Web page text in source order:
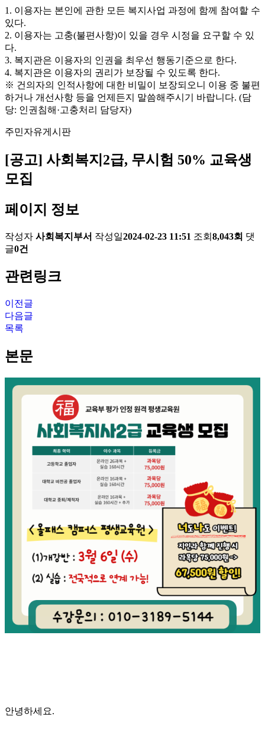
1. 이용자는 본인에 관한 모든 복지사업 과정에 함께 참여할 수
있다.
2. 이용자는 고충(불편사항)이 있을 경우 시정을 요구할 수 있
다.
3. 복지관은 이용자의 인권을 최우선 행동기준으로 한다.
4. 복지관은 이용자의 권리가 보장될 수 있도록 한다.
※ 건의자의 인적사항에 대한 비밀이 보장되오니 이용 중 불편
하거나 개선사항 등을 언제든지 말씀해주시기 바랍니다. (담
당: 인권침해·고충처리 담당자)
주민자유게시판
[공고] 사회복지2급, 무시험 50% 교육생
모집
페이지 정보
작성자 사회복지부서 작성일2024-02-23 11:51 조회 8,043회 댓
글0건
관련링크
이전글
다음글
목록
본문
안녕하세요.